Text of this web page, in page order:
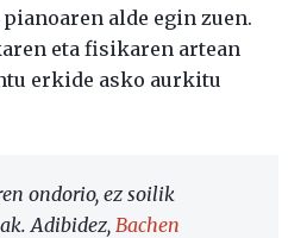
alde egin zuen.
eta fisikaren artean
erkide asko aurkitu
ondorio, ez soilik
Adibidez, Bachen